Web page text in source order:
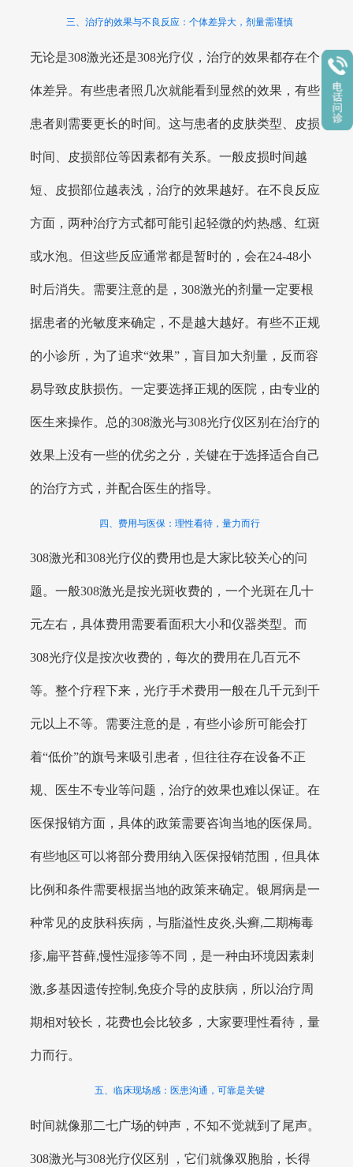
三、治疗的效果与不良反应：个体差异大，剂量需谨慎
无论是308激光还是308光疗仪，治疗的效果都存在个
体差异。有些患者照几次就能看到显然的效果，有些
患者则需要更长的时间。这与患者的皮肤类型、皮损
时间、皮损部位等因素都有关系。一般皮损时间越
短、皮损部位越表浅，治疗的效果越好。在不良反应
方面，两种治疗方式都可能引起轻微的灼热感、红斑
或水泡。但这些反应通常都是暂时的，会在24-48小
时后消失。需要注意的是，308激光的剂量一定要根
据患者的光敏度来确定，不是越大越好。有些不正规
的小诊所，为了追求“效果”，盲目加大剂量，反而容
易导致皮肤损伤。一定要选择正规的医院，由专业的
医生来操作。总的308激光与308光疗仪区别在治疗的
效果上没有一些的优劣之分，关键在于选择适合自己
的治疗方式，并配合医生的指导。
四、费用与医保：理性看待，量力而行
308激光和308光疗仪的费用也是大家比较关心的问
题。一般308激光是按光斑收费的，一个光斑在几十
元左右，具体费用需要看面积大小和仪器类型。而
308光疗仪是按次收费的，每次的费用在几百元不
等。整个疗程下来，光疗手术费用一般在几千元到千
元以上不等。需要注意的是，有些小诊所可能会打
着“低价”的旗号来吸引患者，但往往存在设备不正
规、医生不专业等问题，治疗的效果也难以保证。在
医保报销方面，具体的政策需要咨询当地的医保局。
有些地区可以将部分费用纳入医保报销范围，但具体
比例和条件需要根据当地的政策来确定。银屑病是一
种常见的皮肤科疾病，与脂溢性皮炎,头癣,二期梅毒
疹,扁平苔藓,慢性湿疹等不同，是一种由环境因素刺
激,多基因遗传控制,免疫介导的皮肤病，所以治疗周
期相对较长，花费也会比较多，大家要理性看待，量
力而行。
五、临床现场感：医患沟通，可靠是关键
时间就像那二七广场的钟声，不知不觉就到了尾声。
308激光与308光疗仪区别 ，它们就像双胞胎，长得